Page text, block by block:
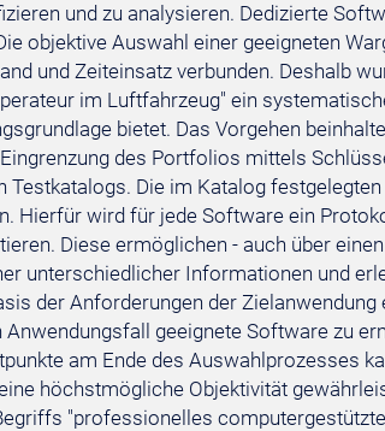
und zu analysieren. Dedizierte
objektive Auswahl einer geeigneten
und Zeiteinsatz verbunden. Deshalb
im Luftfahrzeug" ein
bietet. Das Vorgehen
des Portfolios mittels
Die im Katalog
Hierfür wird für jede Software ein
Diese ermöglichen - auch über
unterschiedlicher Informationen und
der Anforderungen der Zielanwendung
geeignete Software zu
am Ende des Auswahlprozesses
höchstmögliche Objektivität
"professionelles